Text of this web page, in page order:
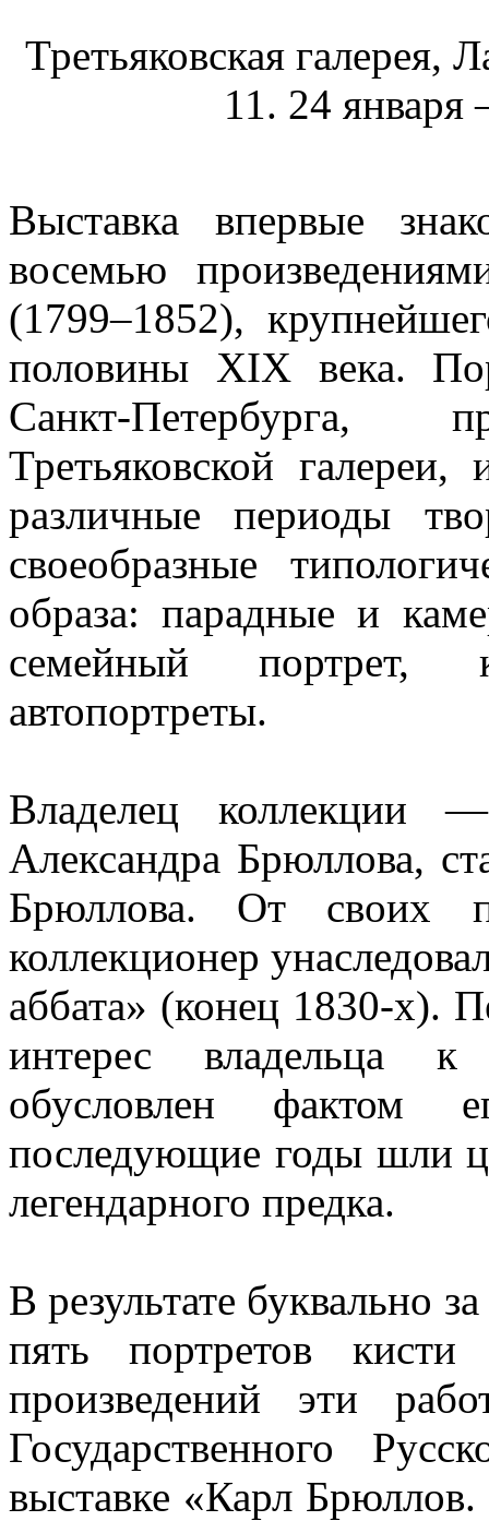
Третьяковская галерея,
11. 24 января
Выставка впервые
восемью
(1799–1852),
половины XIX века.
Санкт-Петербурга,
Третьяковской
различные периоды
своеобразные
образа: парадные и
семейный портрет,
автопортреты.
Владелец коллекции —
Александра Брюллова,
Брюллова. От своих
коллекционер
аббата» (конец 1830-х).
интерес владельца
обусловлен фактом
последующие годы шли
легендарного предка.
В результате буквально
пять портретов
произведений эти
Государственного
выставке «Карл